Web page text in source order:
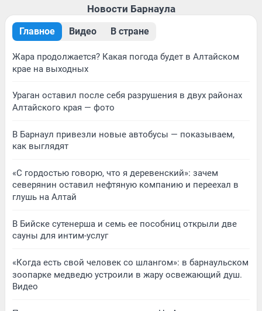
Новости Барнаула
Главное Видео В стране
Жара продолжается? Какая погода будет в Алтайском
крае на выходных
Ураган оставил после себя разрушения в двух районах
Алтайского края — фото
В Барнаул привезли новые автобусы — показываем,
как выглядят
«С гордостью говорю, что я деревенский»: зачем
северянин оставил нефтяную компанию и переехал в
глушь на Алтай
В Бийске сутенерша и семь ее пособниц открыли две
сауны для интим-услуг
«Когда есть свой человек со шлангом»: в барнаульском
зоопарке медведю устроили в жару освежающий душ.
Видео